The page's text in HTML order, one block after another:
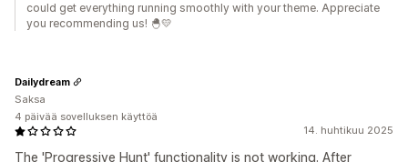
could get everything running smoothly with your theme. Appreciate
you recommending us! 🐣💛
14. huhtikuu 2025
The 'Progressive Hunt' functionality is not working. After
Dailydream
Saksa
4 päivää sovelluksen käyttöä